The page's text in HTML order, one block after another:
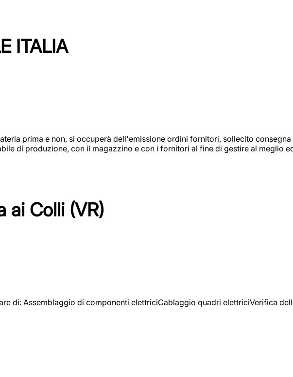
ITALIA
prima e non, si occuperà dell'emissione ordini fornitori, sollecito consegna
di produzione, con il magazzino e con i fornitori al fine di gestire al meglio
ai Colli (VR)
di: Assemblaggio di componenti elettriciCablaggio quadri elettriciVerifica